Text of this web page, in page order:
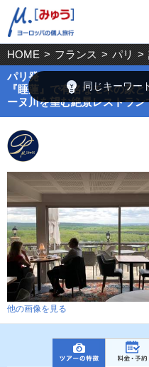
HOME > フランス > パリ >
パリ発
『睡蓮』で有名なモネの家
ーヌ川を望む絶景レストラン
他の画像を見る
emoji_objects 同じキーワ